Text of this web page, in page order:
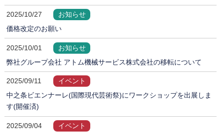
2025/10/27
お知らせ
価格改定のお願い
2025/10/01
お知らせ
弊社グループ会社 アトム機械サービス株式会社の移転について
2025/09/11
イベント
中之条ビエンナーレ(国際現代芸術祭)にワークショップを出展しま
す(開催済)
2025/09/04
イベント